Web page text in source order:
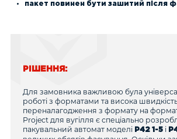
пакет повинен бути зашитий після
РІШЕННЯ:
Для замовника важливою була
роботі з форматами та висока
переналагодження з формату на
Project для вугілля є спеціально
пакувальний автомат моделі P42 1-5і